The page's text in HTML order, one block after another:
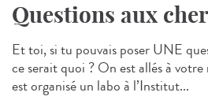
Questions aux
Et toi, si tu pouvais poser UNE
ce serait quoi ? On est allés à
est organisé un labo à l’Institut...